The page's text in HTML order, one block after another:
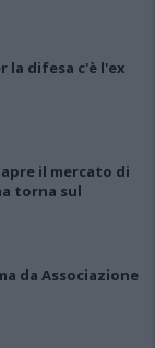
la difesa c'è l'ex
il mercato di
torna sul
da Associazione